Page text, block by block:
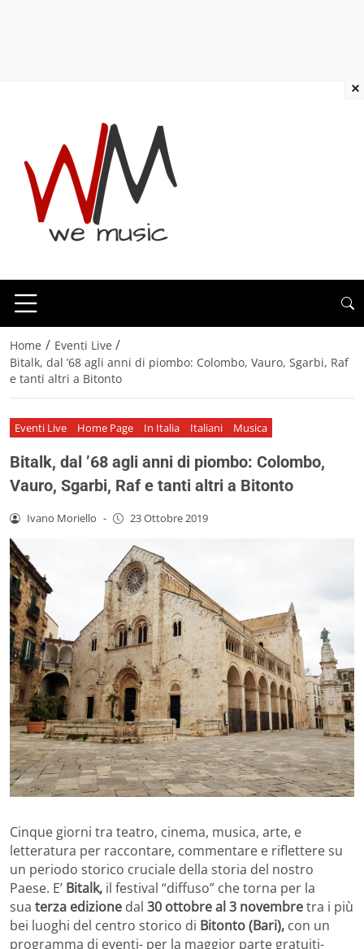
Home / Eventi Live /
Bitalk, dal ’68 agli anni di piombo: Colombo, Vauro, Sgarbi, Raf
e tanti altri a Bitonto
Eventi Live Home Page In Italia Italiani Musica
Bitalk, dal ’68 agli anni di piombo: Colombo,
Vauro, Sgarbi, Raf e tanti altri a Bitonto
Ivano Moriello - 23 Ottobre 2019
Cinque giorni tra teatro, cinema, musica, arte, e
letteratura per raccontare, commentare e riflettere su
un periodo storico cruciale della storia del nostro
Paese. E’ Bitalk, il festival “diffuso” che torna per la
sua terza edizione dal 30 ottobre al 3 novembretra i più
bei luoghi del centro storico di Bitonto (Bari), con un
programma di eventi- per la maggior parte gratuiti-
×